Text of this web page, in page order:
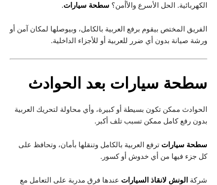
الكهربائية. الحل الأسرع والأأمن؟ سطحة سيارات.
الفريق المختص بيقوم برفع العربية بالكامل، وبيوصلها لمكان آمن أو
ورشة صيانة بدون أي ضرر للعربية أو للأجزاء الداخلية.
سطحة سيارات بعد الحوادث
الحوادث ممكن تكون بسيطة أو كبيرة، وأي محاولة لتحريك العربية
بدون رفع كامل ممكن تسبب تلف أكبر.
سطحة سيارات ترفع العربية بالكامل وتنقلها بأمان، وتحافظ على
كل جزء فيها من أي خدوش أو كسور.
شركة الونش لانقاذ السيارات عندها فرق مدربة على التعامل مع